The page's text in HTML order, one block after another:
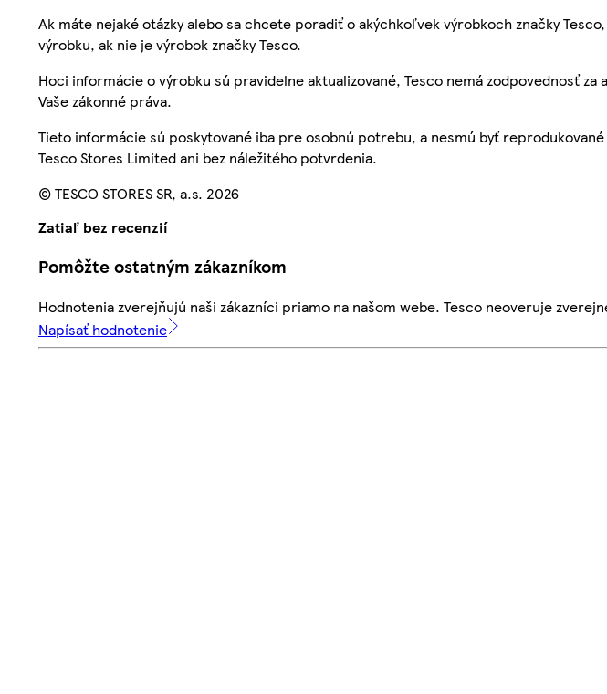
Ak máte nejaké otázky alebo sa chcete poradiť o akýchkoľvek výrobkoch značky
výrobku, ak nie je výrobok značky Tesco.
Hoci informácie o výrobku sú pravidelne aktualizované, Tesco nemá zodpovednosť
Vaše zákonné práva.
Tieto informácie sú poskytované iba pre osobnú potrebu, a nesmú byť
Tesco Stores Limited ani bez náležitého potvrdenia.
© TESCO STORES SR, a.s. 2026
Zatiaľ bez recenzií
Pomôžte ostatným zákazníkom
Hodnotenia zverejňujú naši zákazníci priamo na našom webe. Tesco neoveruje
Napísať hodnotenie